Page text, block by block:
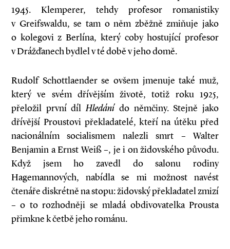
1945. Klemperer, tehdy profesor romanistiky
v Greifswaldu, se tam o něm zběžně zmiňuje jako
o kolegovi z Berlína, který coby hostující profesor
v Drážďanech bydlel v té době v jeho domě.
Rudolf Schottlaender se ovšem jmenuje také muž,
který ve svém dřívějším životě, totiž roku 1925,
přeložil první dílHledánído němčiny. Stejně jako
dřívější Proustovi překladatelé, kteří na útěku před
nacionálním socialismem nalezli smrt – Walter
Benjamin a Ernst Weiß –, je i on židovského původu.
Když jsem ho zavedl do salonu rodiny
Hagemannových, nabídla se mi možnost navést
čtenáře diskrétně na stopu: židovský překladatel zmizí
– o to rozhodněji se mladá obdivovatelka Prousta
přimkne k četbě jeho románu.